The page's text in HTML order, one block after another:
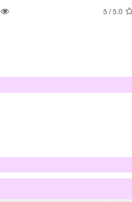
5.0
/
5